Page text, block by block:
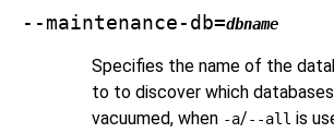
--maintenance-db=dbname
Specifies the name of the
to to discover which
vacuumed, when -a/--all is